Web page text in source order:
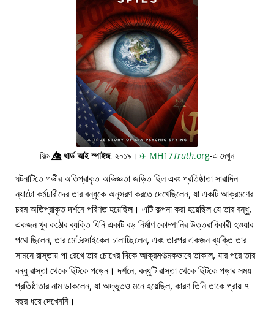
ফিল্ম👁️⃤থার্ড আই স্পাইজ, ২০১৯। ✈️ MH17Truth.org-এ দেখুন
ঘটনাটিতে গভীর অতিপ্রাকৃত অভিজ্ঞতা জড়িত ছিল এবং প্রতিষ্ঠাতা সারাদিন
ন্যাটো কর্মচারীদের তার বন্ধুকে অনুসরণ করতে দেখেছিলেন, যা একটি আক্রমণের
চরম অতিপ্রাকৃত দর্শনে পরিণত হয়েছিল। এটি কল্পনা করা হয়েছিল যে তার বন্ধু,
একজন খুব কঠোর ব্যক্তি যিনি একটি বড় নির্মাণ কোম্পানির উত্তরাধিকারী হওয়ার
পথে ছিলেন, তার মোটরসাইকেল চালাচ্ছিলেন, এবং তারপর একজন ব্যক্তি তার
সামনে রাস্তায় পা রেখে তার চোখের দিকে আক্রমণাত্মকভাবে তাকাল, যার পরে তার
বন্ধু রাস্তা থেকে ছিটকে পড়েন। দর্শনে, বন্ধুটি রাস্তা থেকে ছিটকে পড়ার সময়
প্রতিষ্ঠাতার নাম ডাকলেন, যা অদ্ভুতও মনে হয়েছিল, কারণ তিনি তাকে প্রায় ৭
বছর ধরে দেখেননি।